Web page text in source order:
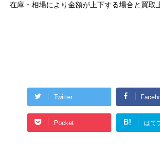
在庫・相場により金額が上下する場合と買取
Twitter
Pocket B! はて